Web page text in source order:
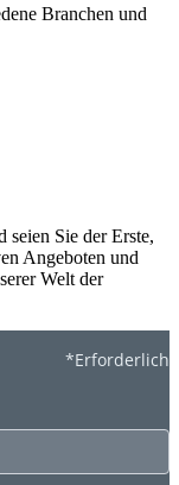
Branchen und
seien Sie der Erste,
Angeboten und
Welt der
*Erforderlich